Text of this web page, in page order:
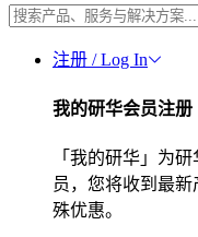
注册 / Log In
我的研华会员注册
「我的研华」为
员，您将收到最
殊优惠。